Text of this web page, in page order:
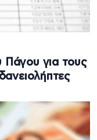
Πάγου για τους